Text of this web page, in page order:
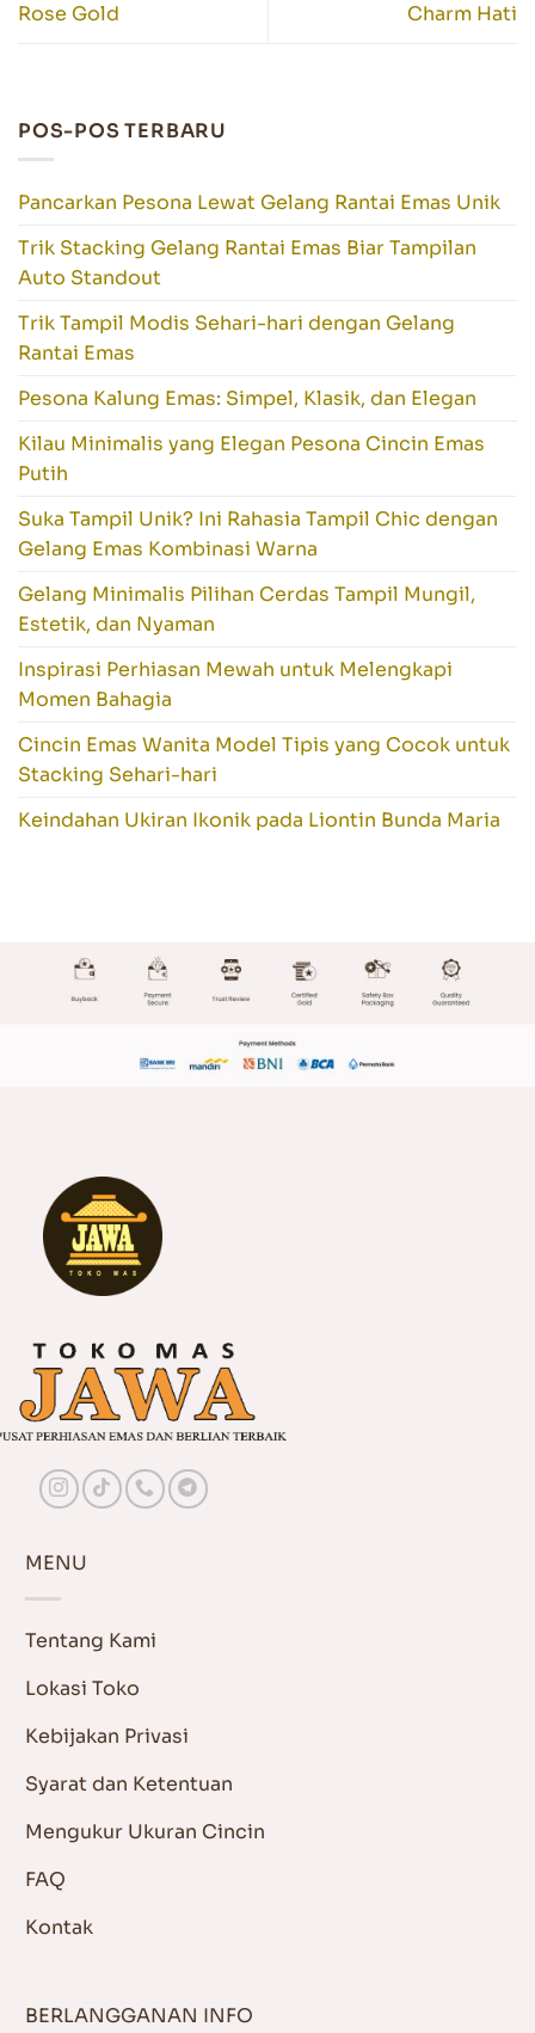
Rose Gold
Charm Hati
POS-POS TERBARU
Pancarkan Pesona Lewat Gelang Rantai Emas Unik
Trik Stacking Gelang Rantai Emas Biar Tampilan
Auto Standout
Trik Tampil Modis Sehari-hari dengan Gelang
Rantai Emas
Pesona Kalung Emas: Simpel, Klasik, dan Elegan
Kilau Minimalis yang Elegan Pesona Cincin Emas
Putih
Suka Tampil Unik? Ini Rahasia Tampil Chic dengan
Gelang Emas Kombinasi Warna
Gelang Minimalis Pilihan Cerdas Tampil Mungil,
Estetik, dan Nyaman
Inspirasi Perhiasan Mewah untuk Melengkapi
Momen Bahagia
Cincin Emas Wanita Model Tipis yang Cocok untuk
Stacking Sehari-hari
Keindahan Ukiran Ikonik pada Liontin Bunda Maria
MENU
Tentang Kami
Lokasi Toko
Kebijakan Privasi
Syarat dan Ketentuan
Mengukur Ukuran Cincin
FAQ
Kontak
BERLANGGANAN INFO